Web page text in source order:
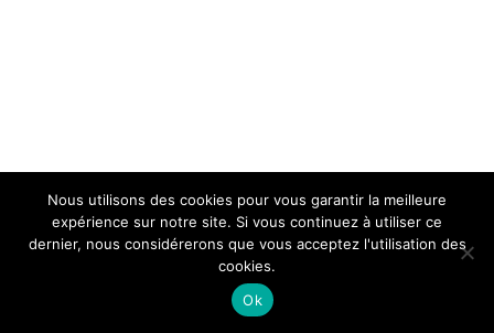
Nous utilisons des cookies pour vous garantir la meilleure
expérience sur notre site. Si vous continuez à utiliser ce
dernier, nous considérerons que vous acceptez l'utilisation des
cookies.
Ok